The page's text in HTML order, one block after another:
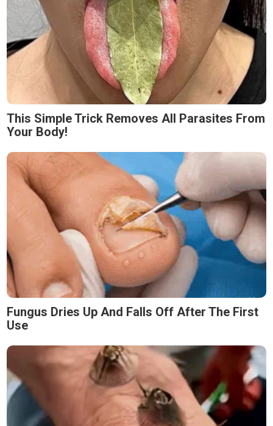
This Simple Trick Removes All Parasites From
Your Body!
Fungus Dries Up And Falls Off After The First
Use